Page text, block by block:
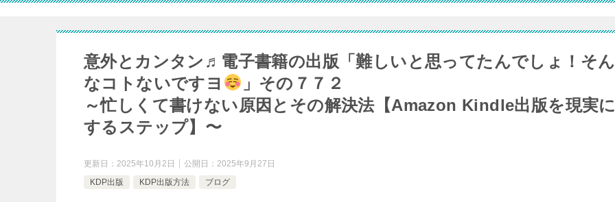
意外とカンタン♬電子書籍の出版「難しいと思ってたんでしょ！そん
なコトないですヨ
」その７７２
～忙しくて書けない原因とその解決法【Amazon Kindle出版を現実に
するステップ】〜
更新日： 2025年10月2日 公開日： 2025年9月27日
KDP出版
KDP出版方法 ブログ